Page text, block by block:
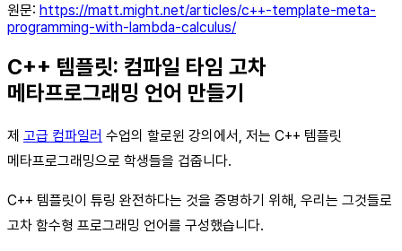
원문: https://matt.might.net/articles/c++-template-meta-
programming-with-lambda-calculus/
C++ 템플릿: 컴파일 타임 고차
메타프로그래밍 언어 만들기
제 고급 컴파일러 수업의 할로윈 강의에서, 저는 C++ 템플릿
메타프로그래밍으로 학생들을 겁줍니다.
C++ 템플릿이 튜링 완전하다는 것을 증명하기 위해, 우리는 그것들로
고차 함수형 프로그래밍 언어를 구성했습니다.